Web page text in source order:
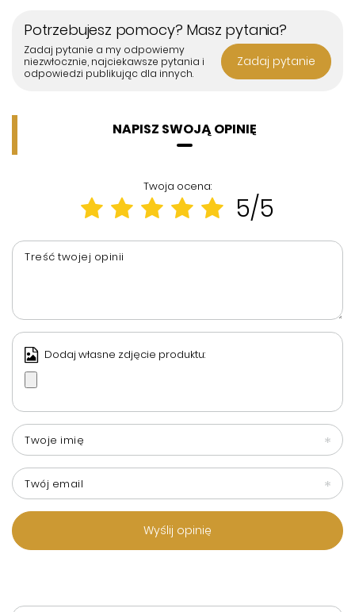
Potrzebujesz pomocy? Masz pytania?
Zadaj pytanie a my odpowiemy
niezwłocznie, najciekawsze pytania i
odpowiedzi publikując dla innych.
Zadaj pytanie
NAPISZ SWOJĄ OPINIĘ
Twoja ocena:
5/5
Treść twojej opinii
Dodaj własne zdjęcie produktu:
Twoje imię
Twój email
Wyślij opinię